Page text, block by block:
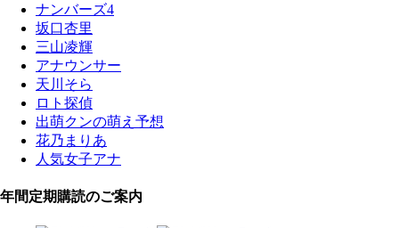
ナンバーズ4
坂口杏里
三山凌輝
アナウンサー
天川そら
ロト探偵
出萌クンの萌え予想
花乃まりあ
人気女子アナ
年間定期購読のご案内